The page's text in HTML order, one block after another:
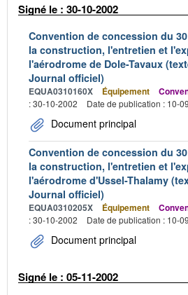
Signé le : 30-10-2002
Convention de concession du
la construction, l'entretien et
l'aérodrome de Dole-Tavaux
Journal officiel)
EQUA0310160X Équipement
: 30-10-2002
Date de publication : 10-
Document principal
Convention de concession du
la construction, l'entretien et
l'aérodrome d'Ussel-Thalamy
Journal officiel)
EQUA0310205X Équipement
: 30-10-2002
Date de publication : 10-
Document principal
Signé le : 05-11-2002